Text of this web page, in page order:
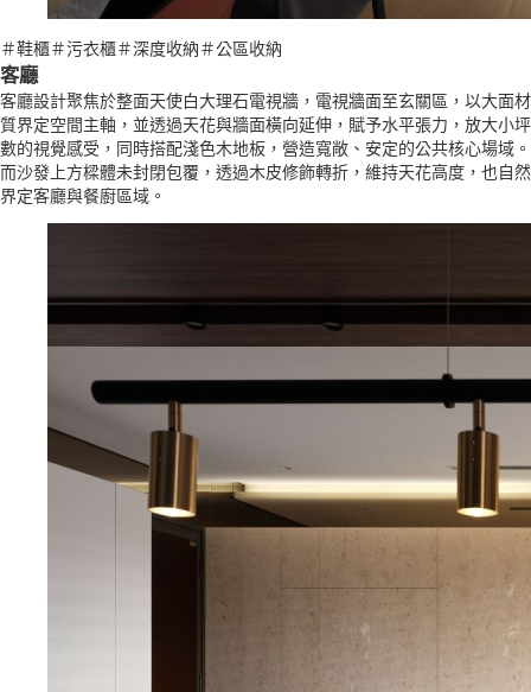
＃鞋櫃＃污衣櫃＃深度收納＃公區收納
客廳
客廳設計聚焦於整面天使白大理石電視牆，電視牆面至玄關區，以大面材
質界定空間主軸，並透過天花與牆面橫向延伸，賦予水平張力，放大小坪
數的視覺感受，同時搭配淺色木地板，營造寬敞、安定的公共核心場域。
而沙發上方樑體未封閉包覆，透過木皮修飾轉折，維持天花高度，也自然
界定客廳與餐廚區域。